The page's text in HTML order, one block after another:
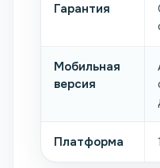
Гарантия
Мобильная
версия
Платформа